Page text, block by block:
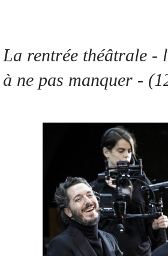
Kiosque
La rentrée théâtrale -
à ne pas manquer -